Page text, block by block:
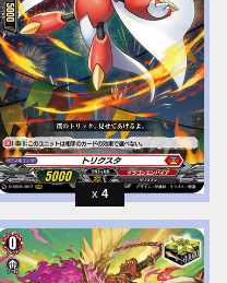
4